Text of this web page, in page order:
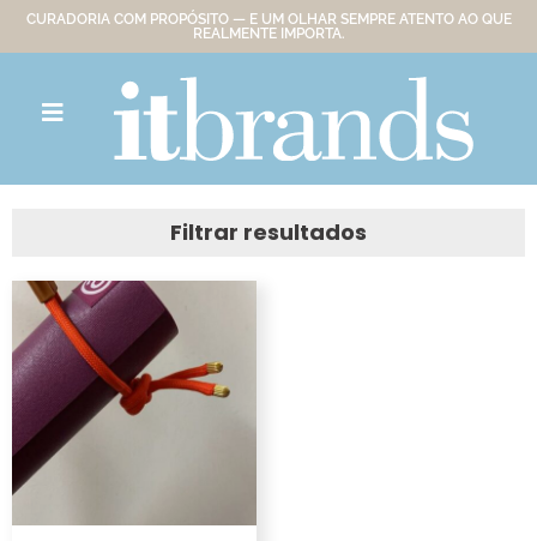
CURADORIA COM PROPÓSITO — E UM OLHAR SEMPRE ATENTO AO QUE
REALMENTE IMPORTA.
Filtrar resultados